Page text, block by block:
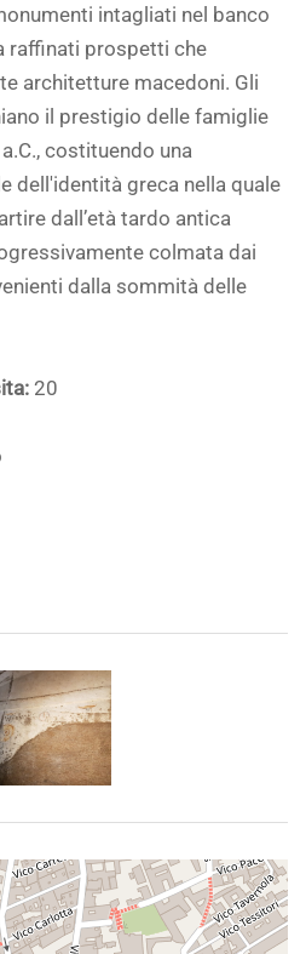
intagliati nel banco
raffinati prospetti che
architetture macedoni. Gli
il prestigio delle famiglie
costituendo una
dell'identità greca nella quale
dall’età tardo antica
colmata dai
dalla sommità delle
20